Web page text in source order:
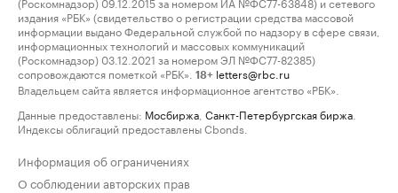
издания «РБК» (свидетельство о регистрации средства массовой
информации выдано Федеральной службой по надзору в сфере связи,
информационных технологий и массовых коммуникаций
(Роскомнадзор) 03.12.2021 за номером ЭЛ №ФС77-82385)
сопровождаются пометкой «РБК».
18+ letters@rbc.ru
Владельцем сайта является информационное агентство «РБК».
Данные предоставлены: Мосбиржа Санкт-Петербургская биржа
Индексы облигаций предоставлены Cbonds.
Информация об ограничениях
О соблюдении авторских прав